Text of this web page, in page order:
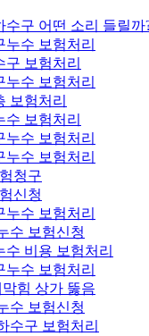
구 어떤 소리 들릴까
수 보험처리
보험처리
수 보험처리
보험처리
보험처리
수 보험처리
수 보험처리
청구
신청
수 보험처리
수 보험신청
비용 보험처리
수 보험처리
힘 상가 뚫음
수 보험신청
수구 보험처리